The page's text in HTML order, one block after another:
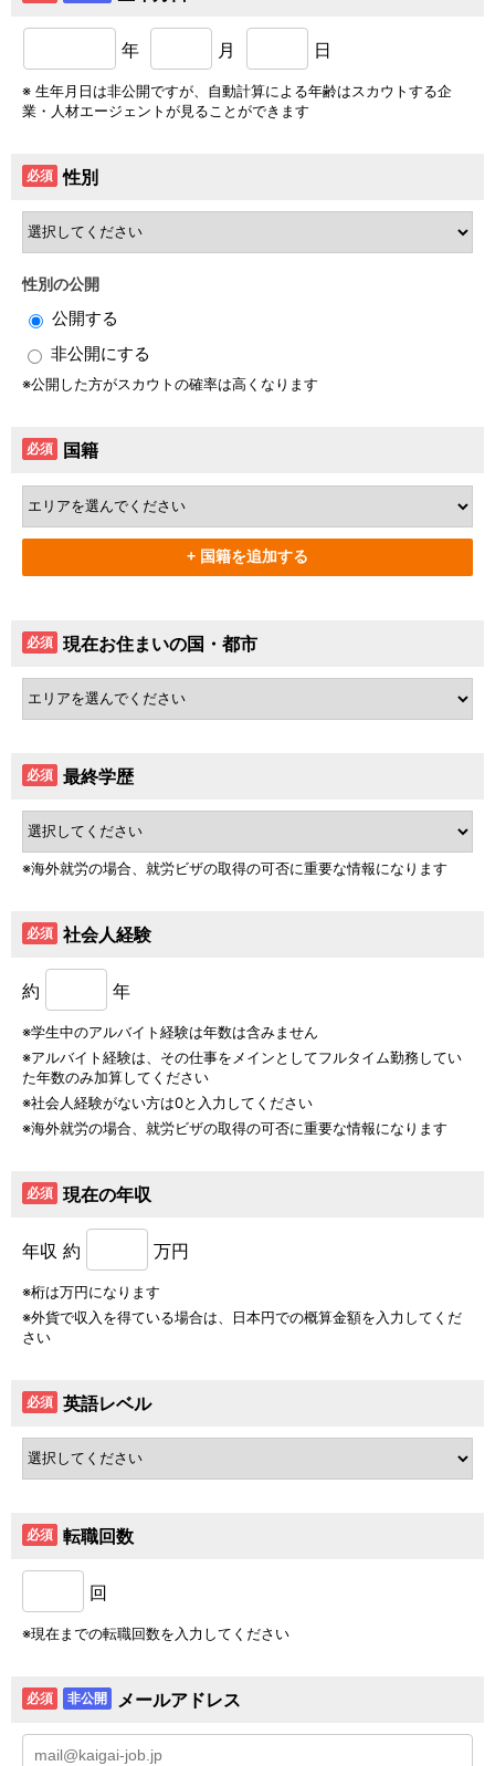
年 月 日
生年月日は非公開ですが、自動計算による年齢はスカウトする企
業・人材エージェントが見ることができます
必須 性別
性別の公開
公開する
非公開にする
公開した方がスカウトの確率は高くなります
必須 国籍
必須 現在お住まいの国・都市
必須 最終学歴
海外就労の場合、就労ビザの取得の可否に重要な情報になります
必須 社会人経験
約 年
学生中のアルバイト経験は年数は含みません
アルバイト経験は、その仕事をメインとしてフルタイム勤務してい
た年数のみ加算してください
社会人経験がない方は0と入力してください
海外就労の場合、就労ビザの取得の可否に重要な情報になります
必須 現在の年収
年収 約 万円
桁は万円になります
外貨で収入を得ている場合は、日本円での概算金額を入力してくだ
さい
必須 英語レベル
必須 転職回数
回
現在までの転職回数を入力してください
必須 非公開 メールアドレス